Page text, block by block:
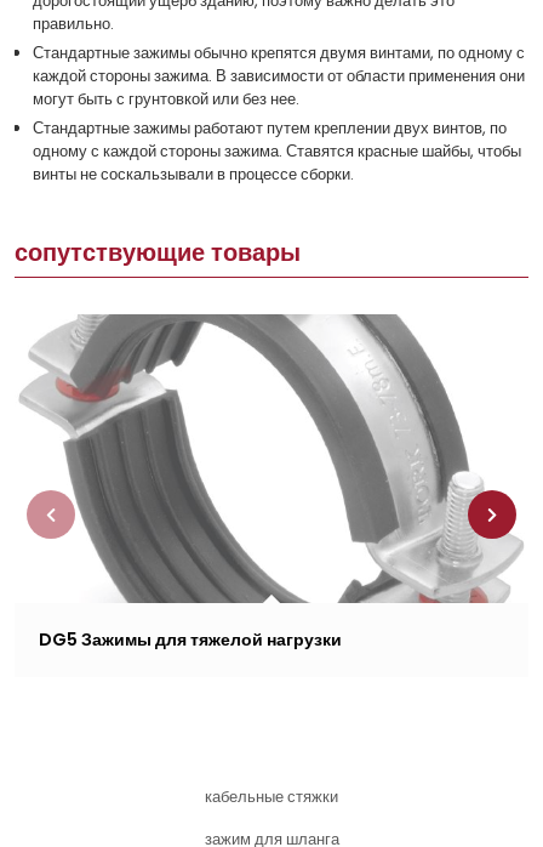
кабельные стяжки
зажим для шланга
правильно.
Стандартные зажимы обычно крепятся двумя винтами, по одному с
каждой стороны зажима. В зависимости от области применения они
могут быть с грунтовкой или без нее.
Стандартные зажимы работают путем креплении двух винтов, по
одному с каждой стороны зажима. Ставятся красные шайбы, чтобы
винты не соскальзывали в процессе сборки.
сопутствующие товары
DG5 Зажимы для тяжелой нагрузки